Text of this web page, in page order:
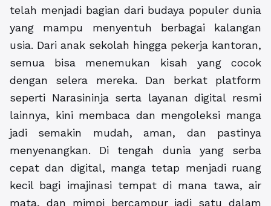
telah menjadi bagian dari budaya populer dunia
yang mampu menyentuh berbagai kalangan
usia. Dari anak sekolah hingga pekerja kantoran,
semua bisa menemukan kisah yang cocok
dengan selera mereka. Dan berkat platform
seperti Narasininja serta layanan digital resmi
lainnya, kini membaca dan mengoleksi manga
jadi semakin mudah, aman, dan pastinya
menyenangkan. Di tengah dunia yang serba
cepat dan digital, manga tetap menjadi ruang
kecil bagi imajinasi tempat di mana tawa, air
mata, dan mimpi bercampur jadi satu dalam